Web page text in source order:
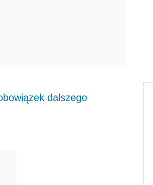
dalszego